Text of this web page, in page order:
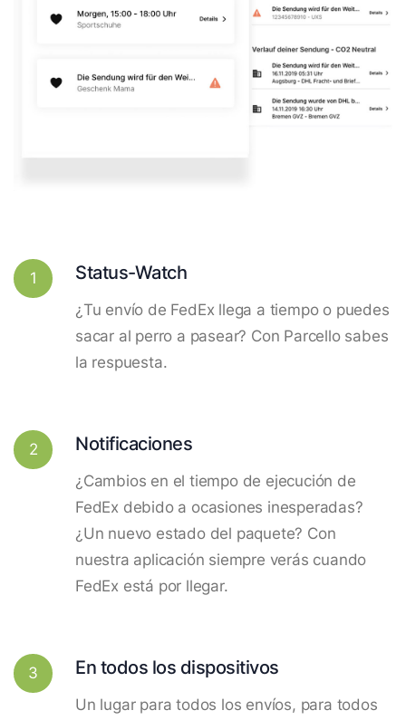
1 Status-Watch
¿Tu envío de FedEx llega a tiempo o puedes
sacar al perro a pasear? Con Parcello sabes
la respuesta.
2 Notificaciones
¿Cambios en el tiempo de ejecución de
FedEx debido a ocasiones inesperadas?
¿Un nuevo estado del paquete? Con
nuestra aplicación siempre verás cuando
FedEx está por llegar.
3 En todos los dispositivos
Un lugar para todos los envíos, para todos